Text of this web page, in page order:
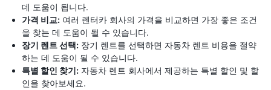
데 도움이 됩니다.
가격 비교: 여러 렌터카 회사의 가격을 비교하면 가장 좋은 조건
을 찾는 데 도움이 될 수 있습니다.
장기 렌트 선택: 장기 렌트를 선택하면 자동차 렌트 비용을 절약
하는 데 도움이 될 수 있습니다.
특별 할인 찾기: 자동차 렌트 회사에서 제공하는 특별 할인 및 할
인을 찾아보세요.